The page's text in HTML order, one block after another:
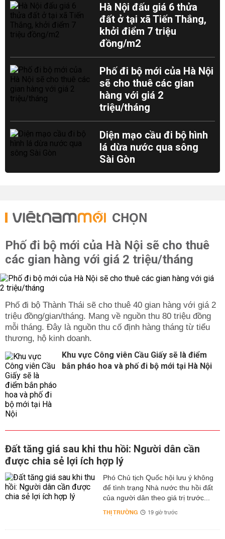
Hà Nội đấu giá 6 thửa
đất ở tại xã Tiến Thắng,
khởi điểm 7 triệu
đồng/m2
Phố đi bộ mới của Hà Nội
sẽ cho thuê các gian
hàng với giá 2
triệu/tháng
Diện mạo cầu đi bộ hình
lá dừa nước qua sông
Sài Gòn
CHỌN
Phố đi bộ mới của Hà Nội sẽ cho thuê
các gian hàng với giá 2 triệu/tháng
Phố đi bộ Thành Thái sẽ cho thuê 40 gian hàng với giá 2
triệu đồng/gian/tháng. Mang về nguồn thu 80 triệu đồng
mỗi tháng. Đây là nguồn thu cố định hàng tháng từ tiểu
thương, hộ kinh doanh.
Khu vực Công viên Cầu Giấy sẽ là điểm
bắn pháo hoa và phố đi bộ mới tại Hà Nội
Đất tăng giá sau khi thu hồi: Người dân cần
được chia sẻ lợi ích hợp lý
Phó Chủ tịch Quốc hội lưu ý không
để tình trạng Nhà nước thu hồi đất
của người dân theo giá trị trước...
THỊ TRƯỜNG 19 giờ trước